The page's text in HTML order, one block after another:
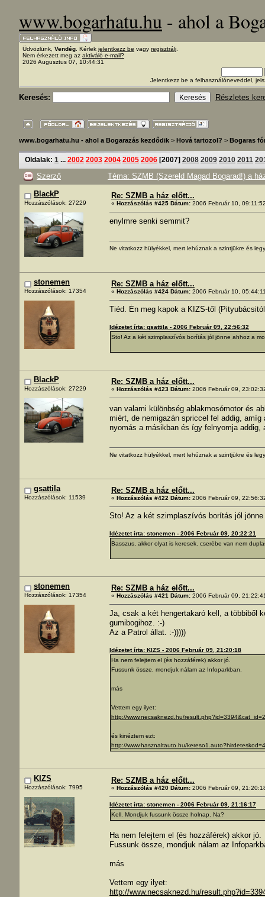
www.bogarhatu.hu - ahol a
Üdvözlünk, Vendég . Kérlek jelentkezz be vagy regisztrálj
Nem érkezett meg az aktiváló e-mail?
2026 Augusztus 07, 10:44:31
Jelentkezz be a felhasználóneveddel,
Keresés: Részletes
www.bogarhatu.hu - ahol a Bogarazás kezdődik > Hová tartozol? > Bogaras
Oldalak: 1 ... 2002 2003 2004 2005 2006 [2007] 2008 2009 2010 2011
Szerző
Téma: SZMB (Szereld Magad Bogarad!) a
BlackP
Hozzászólások: 27229
Re: SZMB a ház előtt...
« Hozzászólás #425 Dátum: 2006 Február 10,
enylmre senki semmit?
Ne vitatkozz hülyékkel, mert lehúznak a szintjükre és
stonemen
Hozzászólások: 17354
Re: SZMB a ház előtt...
« Hozzászólás #424 Dátum: 2006 Február 10,
Tiéd. Én meg kapok a KIZS-től
Idézetet írta: gsattila - 2006 Február 09, 22:56:32
Sto! Az a két szimplaszívós borítás jól jönne ahhoz a
BlackP
Hozzászólások: 27229
Re: SZMB a ház előtt...
« Hozzászólás #423 Dátum: 2006 Február 09,
van valami különbség ablakmosómotor és
miért, de nemigazán spriccel fel addig,
nyomás a másikban és így felnyomja addig,
Ne vitatkozz hülyékkel, mert lehúznak a szintjükre és
gsattila
Hozzászólások: 11539
Re: SZMB a ház előtt...
« Hozzászólás #422 Dátum: 2006 Február 09,
Sto! Az a két szimplaszívós borítás jól
Idézetet írta: stonemen - 2006 Február 09, 20:22:21
Basszus, akkor olyat is keresek. cserébe van nem
stonemen
Hozzászólások: 17354
Re: SZMB a ház előtt...
« Hozzászólás #421 Dátum: 2006 Február 09,
Ja, csak a két hengertakaró kell, a többiből
gumibogihoz. :-)
Az a Patrol állat. :-)))))
Idézetet írta: KIZS - 2006 Február 09, 21:20:18
Ha nem felejtem el (és hozzáférek) akkor jó.
Fussunk össze, mondjuk nálam az Infoparkban.
más
Vettem egy ilyet:
http://www.necsaknezd.hu/
és kinéztem ezt:
http://www.hasznaltauto.hu/
KIZS
Hozzászólások: 7995
Re: SZMB a ház előtt...
« Hozzászólás #420 Dátum: 2006 Február 09,
Idézetet írta: stonemen - 2006 Február 09, 21:16:17
Kell. Mondjuk fussunk össze holnap. Na?
Ha nem felejtem el (és hozzáférek) akkor jó.
Fussunk össze, mondjuk nálam az
más
Vettem egy ilyet:
http://www.necsaknezd.hu/